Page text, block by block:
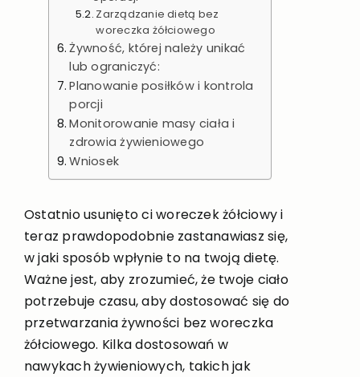
Zarządzanie dietą bez
woreczka żółciowego
Żywność, której należy unikać
lub ograniczyć:
Planowanie posiłków i kontrola
porcji
Monitorowanie masy ciała i
zdrowia żywieniowego
Wniosek
Ostatnio usunięto ci woreczek żółciowy i
teraz prawdopodobnie zastanawiasz się,
w jaki sposób wpłynie to na twoją dietę.
Ważne jest, aby zrozumieć, że twoje ciało
potrzebuje czasu, aby dostosować się do
przetwarzania żywności bez woreczka
żółciowego. Kilka dostosowań w
nawykach żywieniowych, takich jak